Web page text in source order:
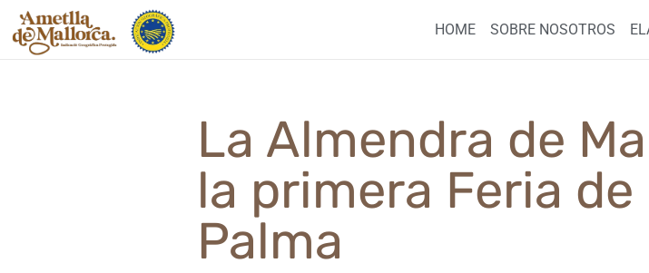
Saltar
HOME SOBRE NOSOTROS
La Almendra de
la primera Feria
Palma